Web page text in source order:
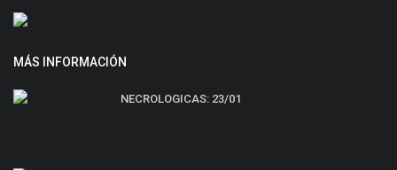
MÁS INFORMACIÓN
NECROLOGICAS: 23/01